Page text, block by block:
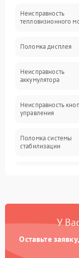
Матрица
Неисправность
тепловизионного
Поломка дисплея
Неисправность
аккумулятора
Неисправность
управления
Поломка системы
стабилизации
Неисправность
Поломка системы
У
Оставьте